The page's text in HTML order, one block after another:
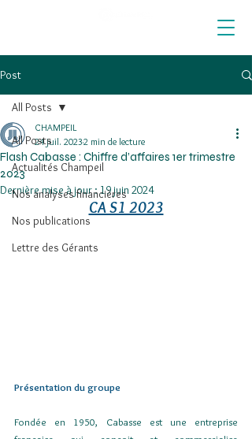
Post
All Posts
Actualités Champeil
Nos analyses financières
Nos publications
Lettre des Gérants
All Posts
Flash Cabasse : Chiffre d’affaires 1er trimestre
2023
CHAMPEIL
24 juil. 20232 min de lecture
Dernière mise à jour :19 juin 2024
CA S1 2023
Présentation du groupe
Fondée en 1950, Cabasse est une entreprise